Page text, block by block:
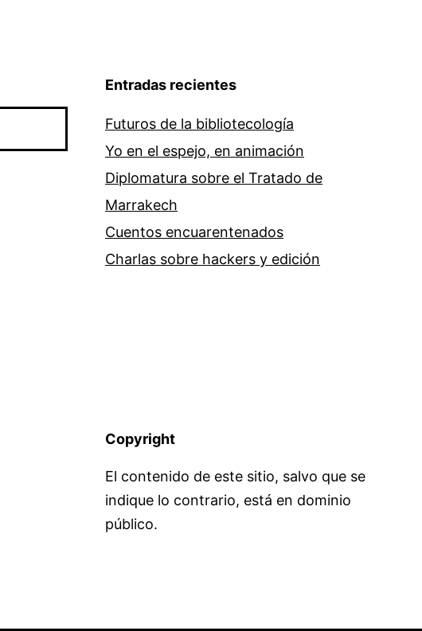
Entradas recientes
Futuros de la bibliotecología
Yo en el espejo, en animación
Diplomatura sobre el Tratado de
Marrakech
Cuentos encuarentenados
Charlas sobre hackers y edición
Copyright
El contenido de este sitio, salvo que se
indique lo contrario, está en dominio
público.